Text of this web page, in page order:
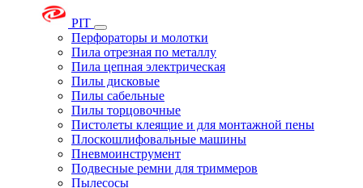
PIT
Перфораторы и молотки
Пила отрезная по металлу
Пила цепная электрическая
Пилы дисковые
Пилы сабельные
Пилы торцовочные
Пистолеты клеящие и для монтажной пены
Плоскошлифовальные машины
Пневмоинструмент
Подвесные ремни для триммеров
Пылесосы